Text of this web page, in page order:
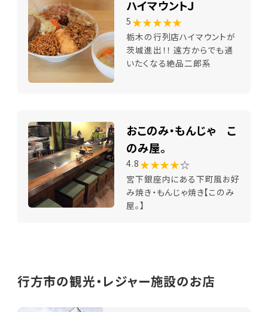
ハイマウントＪ
5 ★★★★★
栃木の行列店ハイマウントが
茨城進出！！ 遠方からでも通
いたくなる絶品二郎系
おこのみ・もんじゃ こ
のみ屋。
4.8 ★★★★☆
宮下銀座内にある下町風お好
み焼き・もんじゃ焼き【このみ
屋。】
行方市の観光・レジャー施設のお店